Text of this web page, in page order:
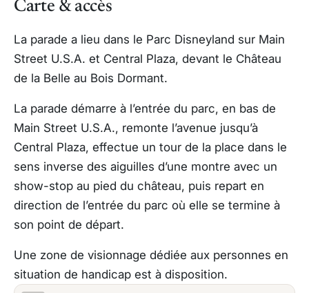
Carte & accès
La parade a lieu dans le Parc Disneyland sur Main
Street U.S.A. et Central Plaza, devant le Château
de la Belle au Bois Dormant.
La parade démarre à l’entrée du parc, en bas de
Main Street U.S.A., remonte l’avenue jusqu’à
Central Plaza, effectue un tour de la place dans le
sens inverse des aiguilles d’une montre avec un
show-stop au pied du château, puis repart en
direction de l’entrée du parc où elle se termine à
son point de départ.
Une zone de visionnage dédiée aux personnes en
situation de handicap est à disposition.